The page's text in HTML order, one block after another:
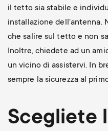
il tetto sia stabile e
installazione dell'antenna.
che salire sul tetto e non
Inoltre, chiedete ad un
un vicino di assistervi. In
sempre la sicurezza al
Scegliete